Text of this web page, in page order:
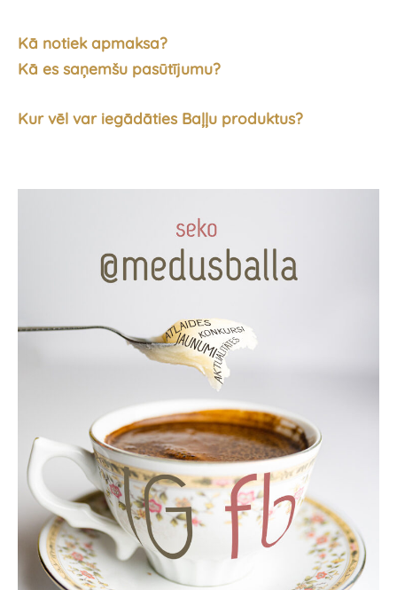
Kā notiek apmaksa?
Kā es saņemšu pasūtījumu?
Kur vēl var iegādāties Baļļu produktus?